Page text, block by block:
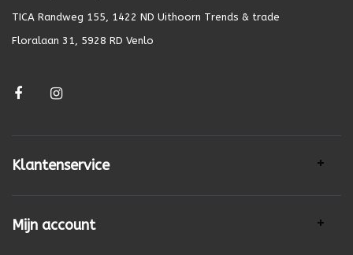
TICA Randweg 155, 1422 ND Uithoorn Trends & trade
Floralaan 31, 5928 RD Venlo
Klantenservice
Mijn account